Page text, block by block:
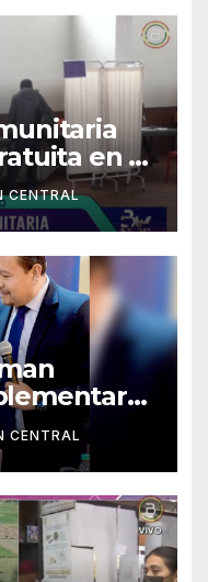
en El
CENTRAL
CENTRAL